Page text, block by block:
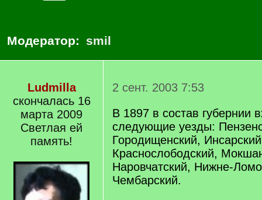
Модератор: smil
Ludmilla
скончалась 16
марта 2009
Светлая ей
память!
2 сент. 2003 7:53
В 1897 в состав губернии
следующие уезды:
Городищенский,
Краснослободский,
Наровчатский, Нижне-
Чембарский.